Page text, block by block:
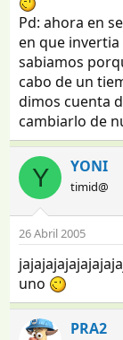
Pd: ahora en
en que
sabiamos
cabo de un
dimos cuenta
cambiarlo de
Y YONI
timid@
26 Abril 2005
uno
PRA2